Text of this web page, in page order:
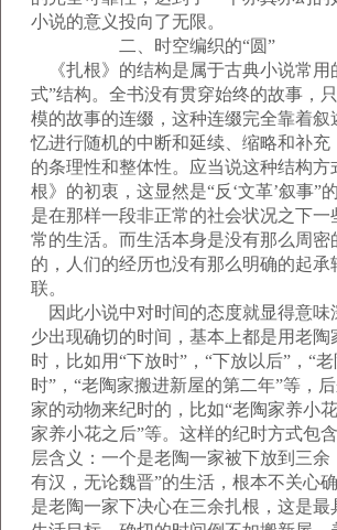
小说的意义投向了无限。
二、时空编织的“圆”
《扎根》的结构是属于古典小说常用
式”结构。全书没有贯穿始终的故事，
模的故事的连缀，这种连缀完全靠着叙
忆进行随机的中断和延续、缩略和补充
的条理性和整体性。应当说这种结构方
根》的初衷，这显然是“反‘文革’叙事”
是在那样一段非正常的社会状况之下一
常的生活。而生活本身是没有那么周密
的，人们的经历也没有那么明确的起承
联。
因此小说中对时间的态度就显得意味
少出现确切的时间，基本上都是用老陶
时，比如用“下放时”，“下放以后”，“
时”，“老陶家搬进新屋的第二年”等，
家的动物来纪时的，比如“老陶家养小
家养小花之后”等。这样的纪时方式包
层含义：一个是老陶一家被下放到三余
有汉，无论魏晋”的生活，根本不关心
是老陶一家下决心在三余扎根，这是最